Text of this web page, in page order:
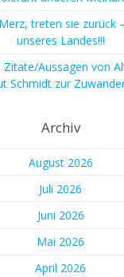
treten sie zurück
unseres Landes!!!
Zitate/Aussagen von
Schmidt zur
Archiv
August 2026
Juli 2026
Juni 2026
Mai 2026
April 2026